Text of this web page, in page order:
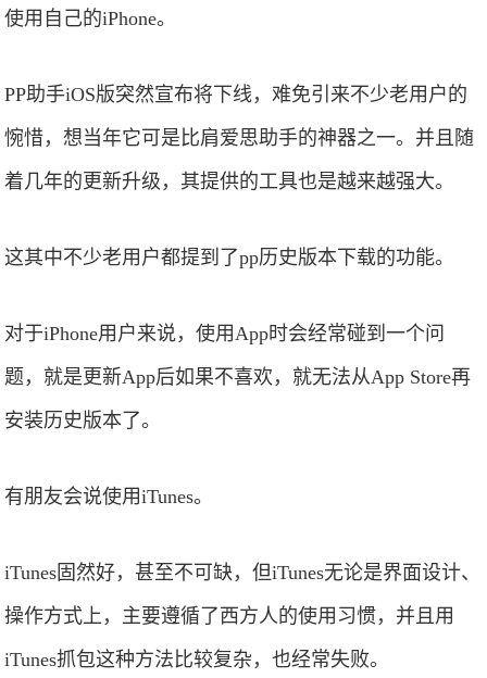
使用自己的iPhone。
PP助手iOS版突然宣布将下线，难免引来不少老用户的
惋惜，想当年它可是比肩爱思助手的神器之一。并且随
着几年的更新升级，其提供的工具也是越来越强大。
这其中不少老用户都提到了pp历史版本下载的功能。
对于iPhone用户来说，使用App时会经常碰到一个问
题，就是更新App后如果不喜欢，就无法从App Store再
安装历史版本了。
有朋友会说使用iTunes。
iTunes固然好，甚至不可缺，但iTunes无论是界面设计、
操作方式上，主要遵循了西方人的使用习惯，并且用
iTunes抓包这种方法比较复杂，也经常失败。